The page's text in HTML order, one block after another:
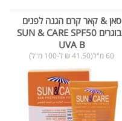
סאן & קאר קרם הגנה לפנים
מבוגרים SUN & CARE SPF50
UVA B
60 מ"ל(41.50 ₪ ל-100 מ"ל)